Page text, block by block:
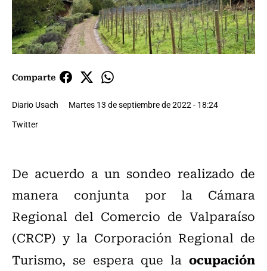
Comparte
Diario Usach
Martes 13 de septiembre de 2022 - 18:24
Twitter
De acuerdo a un sondeo realizado de
manera conjunta por la Cámara
Regional del Comercio de Valparaíso
(CRCP) y la Corporación Regional de
Turismo, se espera que la ocupación